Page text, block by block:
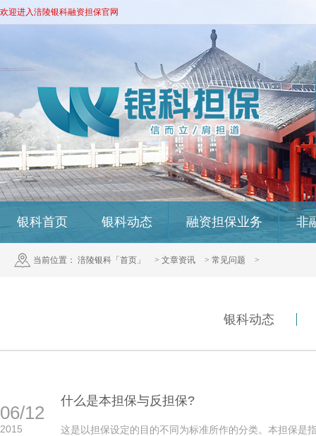
欢迎进入涪陵银科融资担保官网
银科首页 银科动态 融资担保业务 非
当前位置： 涪陵银科「首页」 > 文章资讯 > 常见问题 >
银科动态
06/12
2015
什么是本担保与反担保?
这是以担保设定的目的不同为标准所作的分类。本担保是